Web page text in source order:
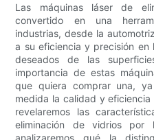
Las máquinas láser de
convertido en una
industrias, desde la
a su eficiencia y precisión en
deseados de las
importancia de estas
que quiera comprar una,
medida la calidad y
revelaremos las
eliminación de vidrios por
analizaremos qué la